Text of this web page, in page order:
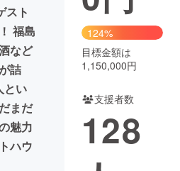
Good
CAMPFIRE Creation
納税machi-ya コミュニティ
スト
福島
など
詰
とい
まだ
魅力
ハウ
124%
目標金額は
1,150,000円
支援者数
128